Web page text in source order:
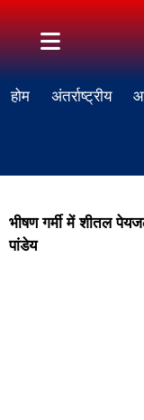
होम अंतर्राष्ट्रीय
भीषण गर्मी में शीतल
पांडेय